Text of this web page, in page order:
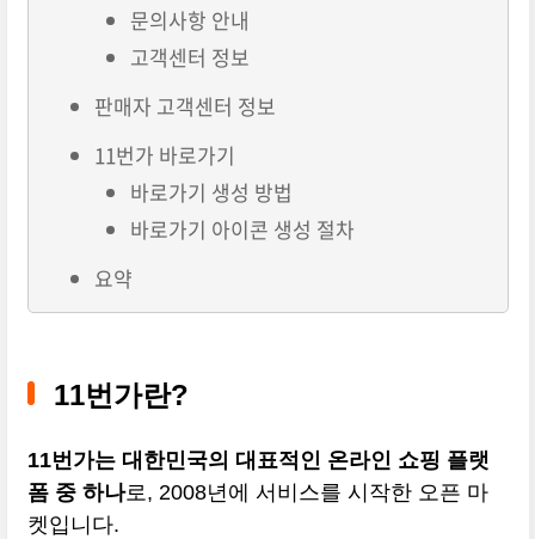
문의사항 안내
고객센터 정보
판매자 고객센터 정보
11번가 바로가기
바로가기 생성 방법
바로가기 아이콘 생성 절차
요약
11번가란?
11번가는 대한민국의 대표적인 온라인 쇼핑 플랫
폼 중 하나로, 2008년에 서비스를 시작한 오픈 마
켓입니다.